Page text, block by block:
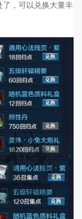
，可以兑换大量丰